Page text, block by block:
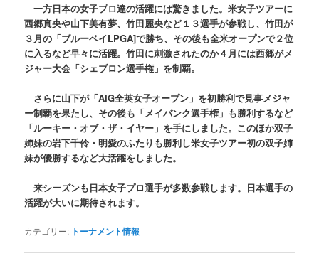
一方日本の女子プロ達の活躍には驚きました。米女子ツアーに
西郷真央や山下美有夢、竹田麗央など１３選手が参戦し、竹田が
３月の「ブルーベイLPGA]で勝ち、その後も全米オープンで２位
に入るなど早々に活躍。竹田に刺激されたのか４月には西郷がメ
ジャー大会「シェブロン選手権」を制覇。
さらに山下が「AIG全英女子オープン」を初勝利で見事メジャ
ー制覇を果たし、その後も「メイバンク選手権」も勝利するなど
「ルーキー・オブ・ザ・イヤー」を手にしました。このほか双子
姉妹の岩下千伶・明愛のふたりも勝利し米女子ツアー初の双子姉
妹が優勝するなど大活躍をしました。
来シーズンも日本女子プロ選手が多数参戦します。日本選手の
活躍が大いに期待されます。
カテゴリー: トーナメント情報